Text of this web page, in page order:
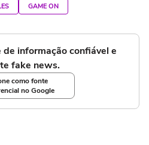
GAME ON
informação confiável e
fake news.
como fonte
no Google